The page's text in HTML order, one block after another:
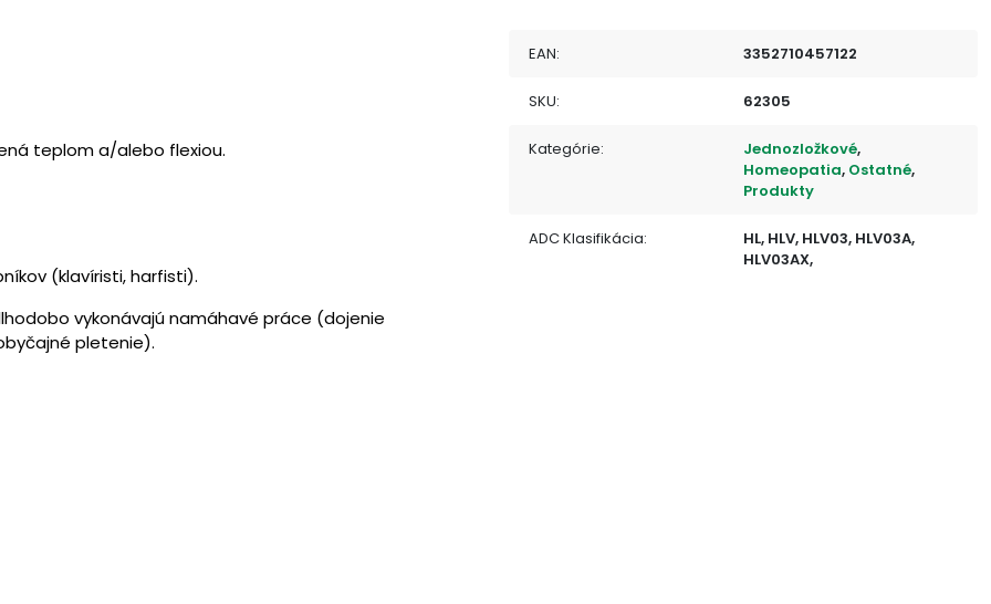
teplom a/alebo flexiou.
(klavíristi, harfisti).
vykonávajú namáhavé práce (dojenie
pletenie).
EAN: 3352710457122
SKU: 62305
Kategórie: Jednozložkové,
Homeopatia, Ostatné,
Produkty
ADC Klasifikácia:
HL, HLV, HLV03, HLV03A,
HLV03AX,